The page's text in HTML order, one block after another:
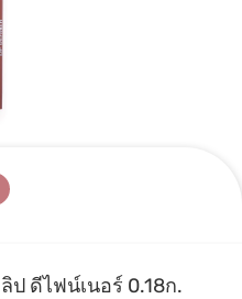
ป ดีไฟน์เนอร์ 0.18ก.